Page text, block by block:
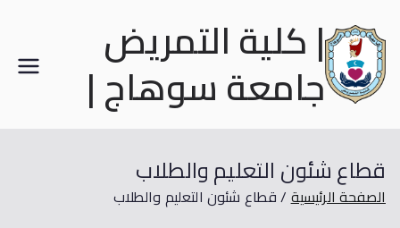
| كلية التمريض
جامعة سوهاج |
قطاع شئون التعليم والطلاب
الصفحة الرئيسية قطاع شئون التعليم والطلاب